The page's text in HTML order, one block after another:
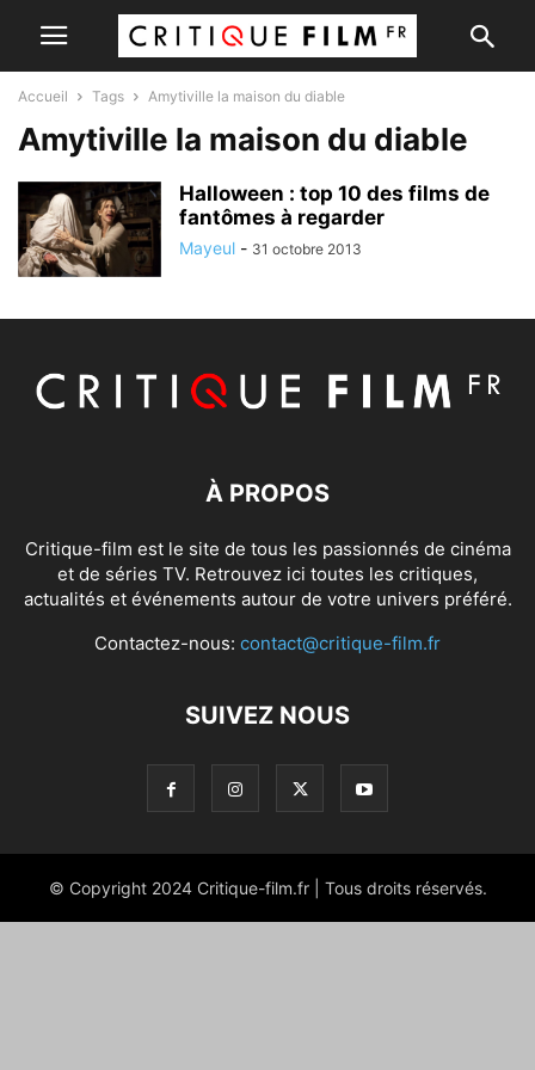
Accueil Tags Amytiville la maison du diable
Amytiville la maison du diable
Halloween : top 10 des films de
fantômes à regarder
Mayeul - 31 octobre 2013
À PROPOS
Critique-film est le site de tous les passionnés de cinéma
et de séries TV. Retrouvez ici toutes les critiques,
actualités et événements autour de votre univers préféré.
Contactez-nous: contact@critique-film.fr
SUIVEZ NOUS
© Copyright 2024 Critique-film.fr | Tous droits réservés.